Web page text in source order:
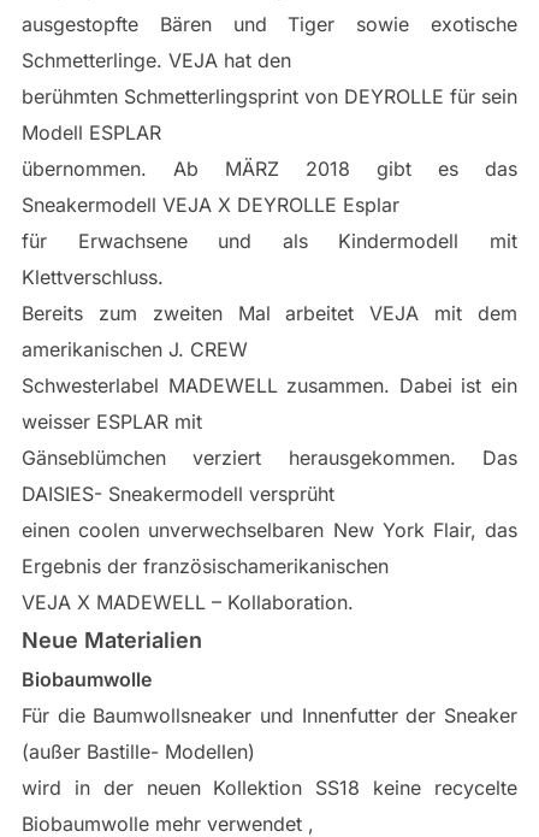
ausgestopfte Bären und Tiger sowie exotische
Schmetterlinge. VEJA hat den
berühmten Schmetterlingsprint von DEYROLLE für sein
Modell ESPLAR
übernommen. Ab MÄRZ 2018 gibt es das
Sneakermodell VEJA X DEYROLLE Esplar
für Erwachsene und als Kindermodell mit
Klettverschluss.
Bereits zum zweiten Mal arbeitet VEJA mit dem
amerikanischen J. CREW
Schwesterlabel MADEWELL zusammen. Dabei ist ein
weisser ESPLAR mit
Gänseblümchen verziert herausgekommen. Das
DAISIES- Sneakermodell versprüht
einen coolen unverwechselbaren New York Flair, das
Ergebnis der französischamerikanischen
VEJA X MADEWELL – Kollaboration.
Neue Materialien
Biobaumwolle
Für die Baumwollsneaker und Innenfutter der Sneaker
(außer Bastille- Modellen)
wird in der neuen Kollektion SS18 keine recycelte
Biobaumwolle mehr verwendet ,